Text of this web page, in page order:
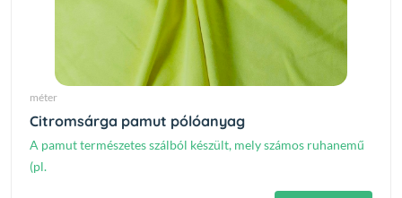
méter
Citromsárga pamut pólóanyag
A pamut természetes szálból készült, mely számos ruhanemű
(pl.